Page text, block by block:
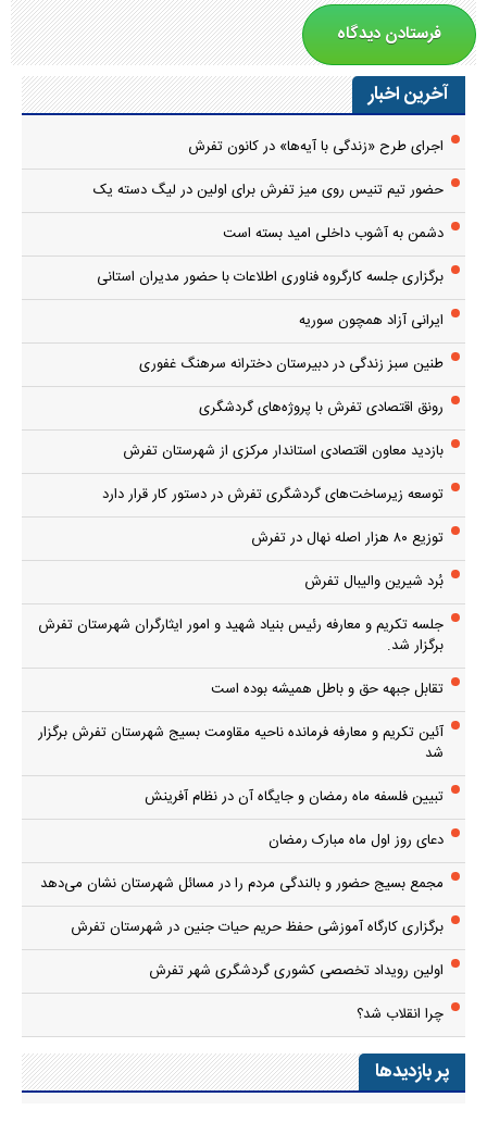
آخرین اخبار
اجرای طرح «زندگی با آیه‌ها» در کانون تفرش
حضور تیم تنیس روی میز تفرش برای اولین در لیگ دسته یک
دشمن به آشوب داخلی امید بسته است
برگزاری جلسه کارگروه فناوری اطلاعات با حضور مدیران استانی
ایرانی آزاد همچون سوریه
طنین سبز زندگی در دبیرستان دخترانه سرهنگ غفوری
رونق اقتصادی تفرش با پروژه‌های گردشگری
بازدید معاون اقتصادی استاندار مرکزی از شهرستان تفرش
توسعه زیرساخت‌های گردشگری تفرش در دستور کار قرار دارد
توزیع ۸۰ هزار اصله نهال در تفرش
بُرد شیرین والیبال تفرش
جلسه تکریم و معارفه رئیس بنیاد شهید و امور ایثارگران شهرستان تفرش
برگزار شد.
تقابل جبهه حق و باطل همیشه بوده است
آئین تکریم و معارفه فرمانده ناحیه مقاومت بسیج شهرستان تفرش برگزار
شد
تبیین فلسفه ماه رمضان و جایگاه آن در نظام آفرینش
دعای روز اول ماه مبارک رمضان
مجمع بسیج حضور و بالندگی مردم را در مسائل شهرستان نشان می‌دهد
برگزاری کارگاه آموزشی حفظ حریم حیات جنین در شهرستان تفرش
اولین رویداد تخصصی کشوری گردشگری شهر تفرش
چرا انقلاب شد؟
پر بازدیدها